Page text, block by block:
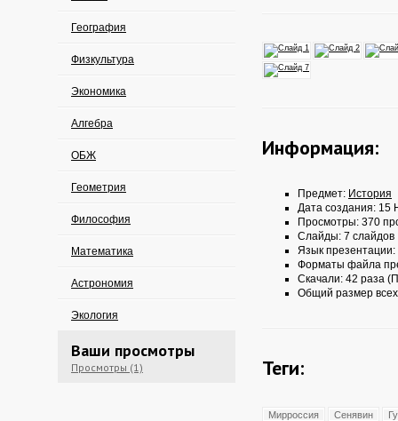
География
Физкультура
Экономика
Алгебра
ОБЖ
Геометрия
Философия
Математика
Астрономия
Экология
Ваши просмотры
Просмотры (1)
Информация:
Предмет: История
Дата создания: 15
Просмотры: 370
Слайды: 7 слайдов
Язык презентации:
Форматы файла
Скачали: 42 раза
Общий размер
Теги:
Мирроссия Сенявин